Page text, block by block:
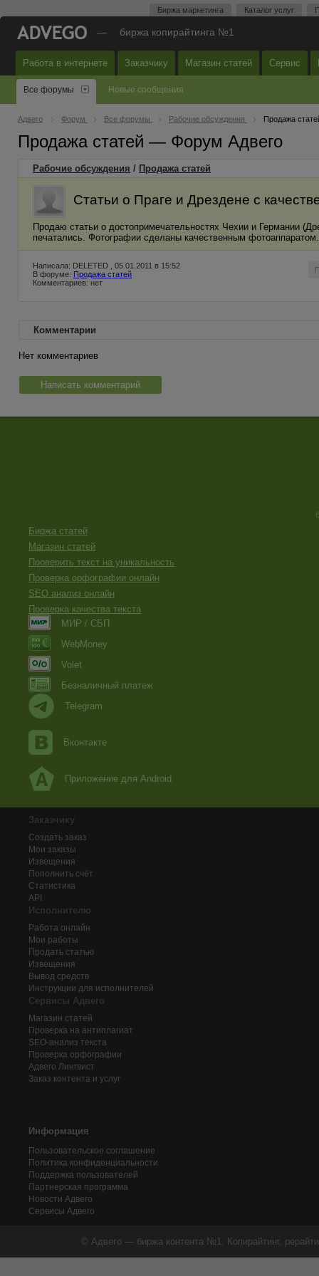
Биржа маркетинга Каталог услуг
— биржа копирайтинга №1
Работа в интернете Заказчику Магазин статей Сервис
Все форумы Новые сообщения
Адвего Форум Все форумы Рабочие обсуждения Продажа
Продажа статей — Форум Адвего
Рабочие обсуждения / Продажа статей
Статьи о Праге и Дрездене с
Продаю статьи о достопримечательностях Чехии и Германии
печатались. Фотографии сделаны качественным
Написала: DELETED , 05.01.2011 в 15:52
В форуме: Продажа статей
Комментариев: нет
Комментарии
Нет комментариев
Написать комментарий
Биржа статей
Магазин статей
Проверить текст на уникальность
Проверка орфографии онлайн
SEO анализ онлайн
Проверка качества текста
МИР / СБП
WebMoney
Volet
Безналичный платеж
Telegram
Вконтакте
Приложение для Android
Заказчику
Создать заказ
Мои заказы
Извещения
Пополнить счёт
Статистика
API
Исполнителю
Работа онлайн
Мои работы
Продать статью
Извещения
Вывод средств
Инструкции для исполнителей
Сервисы Адвего
Магазин статей
Проверка на антиплагиат
SEO-анализ текста
Проверка орфографии
Адвего Лингвист
Заказ контента и услуг
Информация
Пользовательское соглашение
Политика конфиденциальности
Поддержка пользователей
Партнерская программа
Новости Адвего
Сервисы Адвего
© Адвего — биржа контента №1. Копирайтинг,